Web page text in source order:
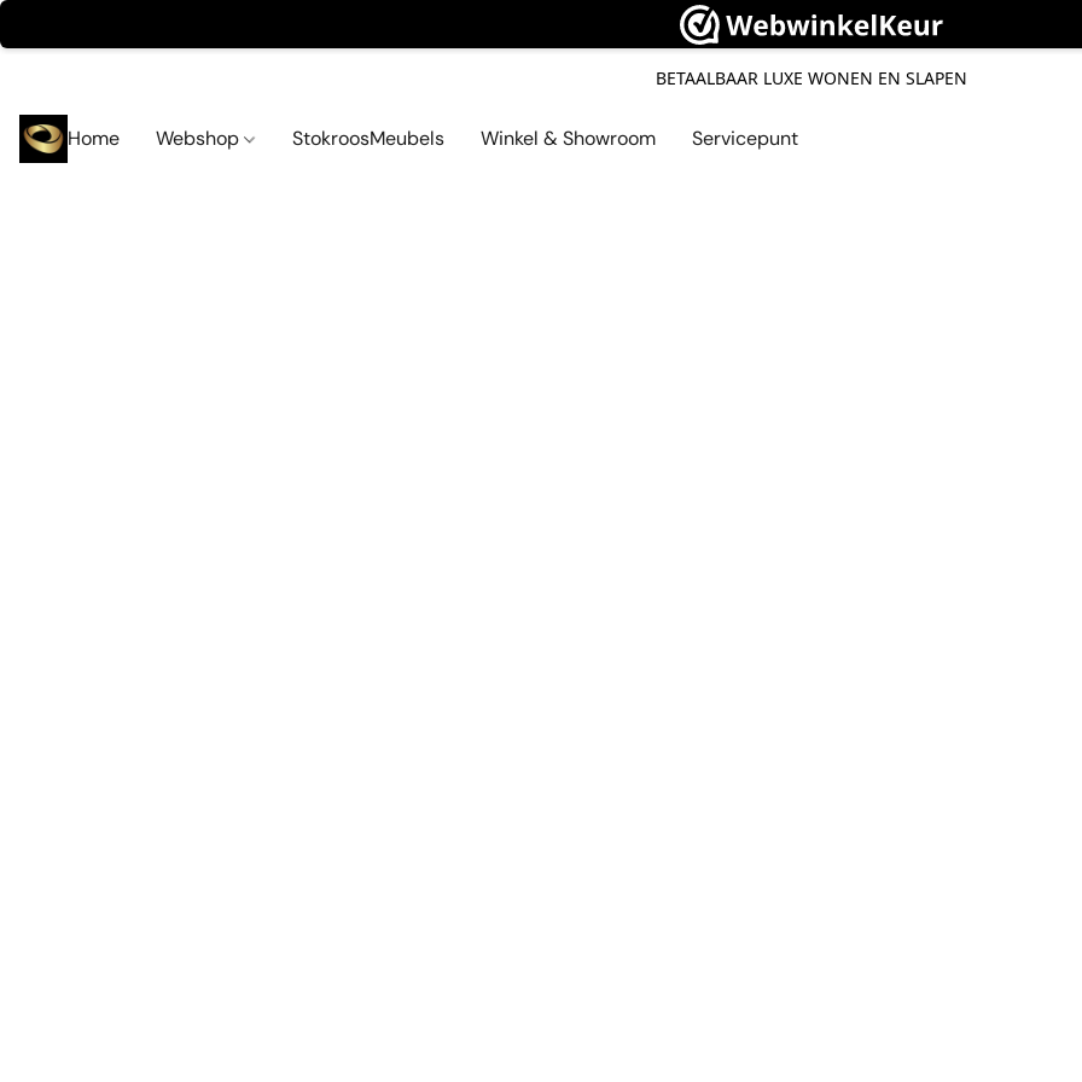
BETAALBAAR LUXE WONEN EN SLAPEN
Home Webshop StokroosMeubels Winkel & Showroom Servicepunt